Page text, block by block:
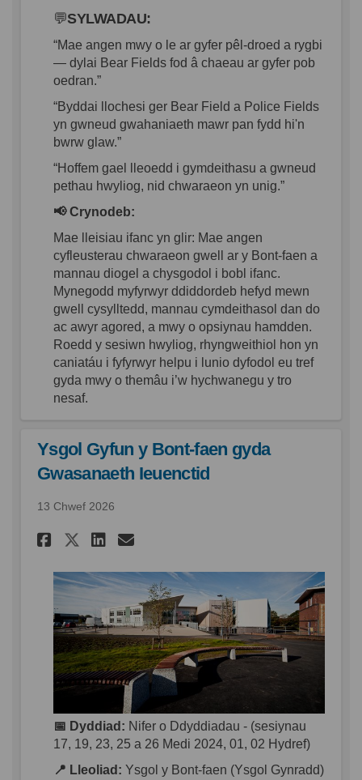
💬SYLWADAU:
“Mae angen mwy o le ar gyfer pêl-droed a rygbi
— dylai Bear Fields fod â chaeau ar gyfer pob
oedran.”
“Byddai llochesi ger Bear Field a Police Fields
yn gwneud gwahaniaeth mawr pan fydd hi'n
bwrw glaw.”
“Hoffem gael lleoedd i gymdeithasu a gwneud
pethau hwyliog, nid chwaraeon yn unig.”
📢Crynodeb:
Mae
lleisiau ifanc yn glir: Mae angen
cyfleusterau chwaraeon gwell ar y Bont-faen a
mannau diogel a chysgodol i bobl ifanc.
Mynegodd myfyrwyr ddiddordeb hefyd mewn
gwell
cysylltedd, mannau cymdeithasol dan do
ac awyr agored, a mwy o opsiynau hamdden.
Roedd y sesiwn hwyliog, rhyngweithiol hon yn
caniatáu i fyfyrwyr helpu i lunio dyfodol eu tref
gyda mwy o themâu i’w hychwanegu y tro
nesaf.
Ysgol Gyfun y Bont-faen gyda
Gwasanaeth Ieuenctid
13 Chwef 2026
Rhannu Ysgol Gyfun y Bont-
Rhannu Ysgol Gyfun y
Rhannu Ysgol Gyfun y
E-bost Ysgol Gyfun y
📅 Dyddiad : Nifer o Ddyddiadau - (sesiynau
17, 19, 23, 25 a 26 Medi 2024, 01, 02 Hydref)
📍 Lleoliad : Ysgol y Bont-faen (Ysgol Gynradd)